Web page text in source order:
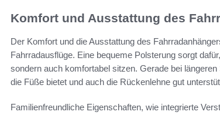
Komfort und Ausstattung des
Der Komfort und die Ausstattung des
Fahrradausflüge. Eine bequeme Polsterung sorgt
sondern auch komfortabel sitzen. Gerade bei
die Füße bietet und auch die Rückenlehne gut
Familienfreundliche Eigenschaften, wie integrierte